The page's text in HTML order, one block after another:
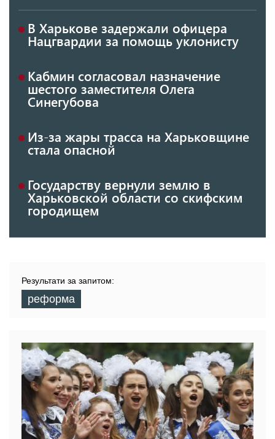
В Харькове задержали офицера
Нацгвардии за помощь уклонисту
Кабмин согласовал назначение
шестого заместителя Олега
Синегубова
Из-за жары трасса на Харьковщине
стала опасной
Государству вернули землю в
Харьковской области со скифским
городищем
Результати за запитом:
реформа